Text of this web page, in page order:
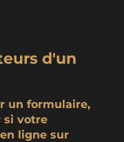
d'un
un formulaire,
si votre
ligne sur